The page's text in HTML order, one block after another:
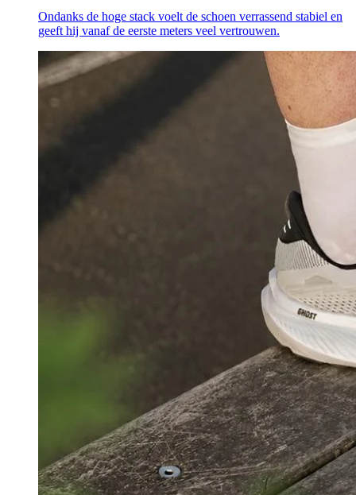
Ondanks de hoge stack voelt de schoen verrassend stabiel en
geeft hij vanaf de eerste meters veel vertrouwen.